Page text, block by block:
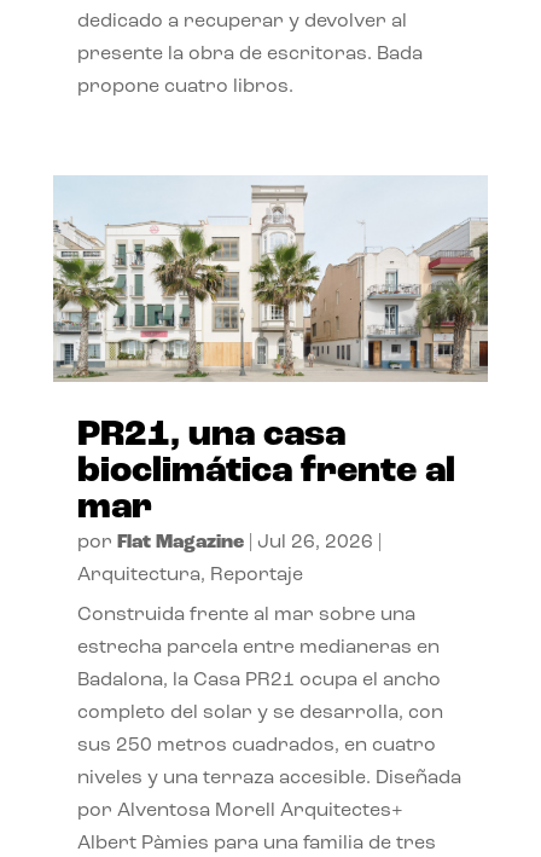
dedicado a recuperar y devolver al
presente la obra de escritoras. Bada
propone cuatro libros.
PR21, una casa
bioclimática frente al
mar
por Flat Magazine| Jul 26, 2026
Arquitectura, Reportaje
Construida frente al mar sobre una
estrecha parcela entre medianeras en
Badalona, la Casa PR21 ocupa el ancho
completo del solar y se desarrolla, con
sus 250 metros cuadrados, en cuatro
niveles y una terraza accesible. Diseñada
por Alventosa Morell Arquitectes+
Albert Pàmies para una familia de tres